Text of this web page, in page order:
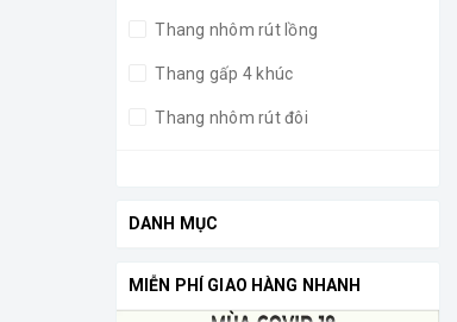
Thang nhôm rút lồng
Thang gấp 4 khúc
Thang nhôm rút đôi
Thang rút đơn đai xanh
DANH MỤC
MIỄN PHÍ GIAO HÀNG NHANH